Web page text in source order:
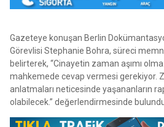
Gazeteye konuşan Berlin
Görevlisi Stephanie Bohra, süreci
belirterek, “Cinayetin zaman aşımı
mahkemede cevap vermesi gerekiyor.
anlatmaları neticesinde yaşananların
olabilecek.” değerlendirmesinde